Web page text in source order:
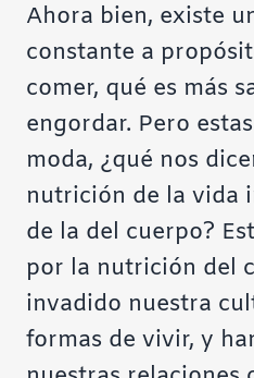
Ahora bien, existe
constante a
comer, qué es más
engordar. Pero
moda, ¿qué nos
nutrición de la vida
de la del cuerpo?
por la nutrición del
invadido nuestra
formas de vivir, y